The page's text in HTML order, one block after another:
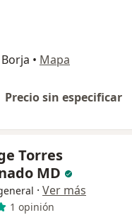
• Mapa
Precio sin especificar
Torres
MD
· Ver más
1 opinión